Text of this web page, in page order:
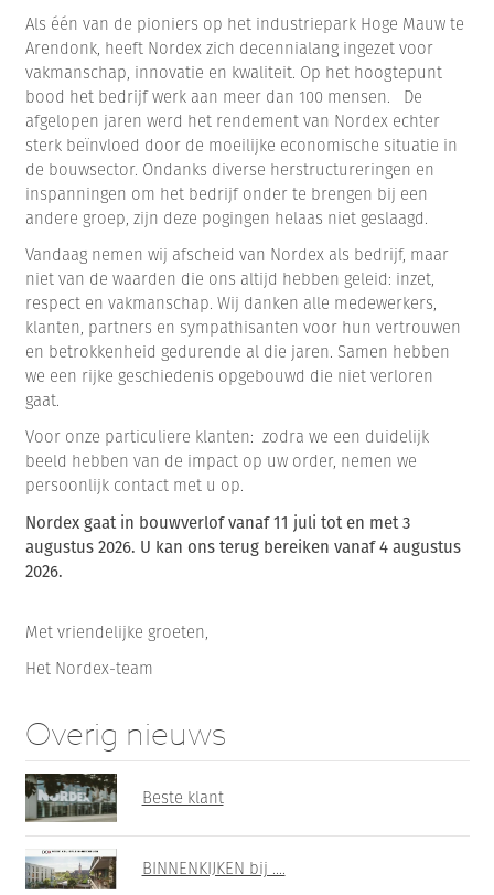
Als één van de pioniers op het industriepark Hoge Mauw te
Arendonk, heeft Nordex zich decennialang ingezet voor
vakmanschap, innovatie en kwaliteit. Op het hoogtepunt
bood het bedrijf werk aan meer dan 100 mensen. De
afgelopen jaren werd het rendement van Nordex echter
sterk beïnvloed door de moeilijke economische situatie in
de bouwsector. Ondanks diverse herstructureringen en
inspanningen om het bedrijf onder te brengen bij een
andere groep, zijn deze pogingen helaas niet geslaagd.
Vandaag nemen wij afscheid van Nordex als bedrijf, maar
niet van de waarden die ons altijd hebben geleid: inzet,
respect en vakmanschap. Wij danken alle medewerkers,
klanten, partners en sympathisanten voor hun vertrouwen
en betrokkenheid gedurende al die jaren. Samen hebben
we een rijke geschiedenis opgebouwd die niet verloren
gaat.
Voor onze particuliere klanten: zodra we een duidelijk
beeld hebben van de impact op uw order, nemen we
persoonlijk contact met u op.
Nordex gaat in bouwverlof vanaf 11 juli tot en met 3
augustus 2026. U kan ons terug bereiken vanaf 4 augustus
2026.
Met vriendelijke groeten,
Het Nordex-team
Overig nieuws
Beste klant
BINNENKIJKEN bij ....